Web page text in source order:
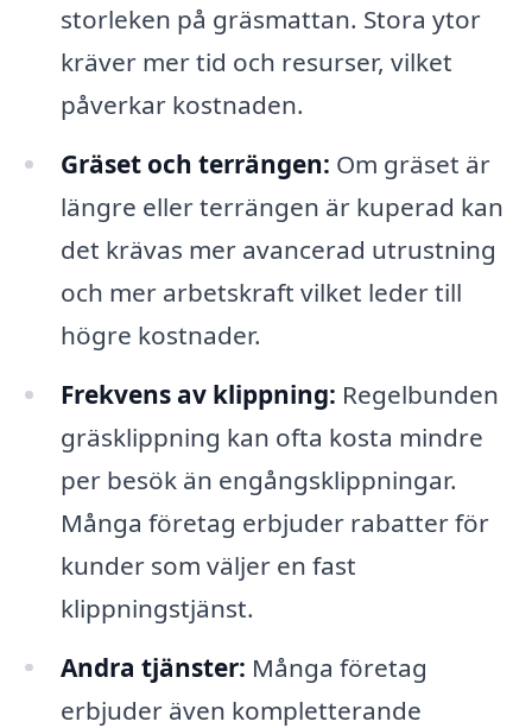
storleken på gräsmattan. Stora ytor
kräver mer tid och resurser, vilket
påverkar kostnaden.
Gräset och terrängen: Om gräset är
längre eller terrängen är kuperad kan
det krävas mer avancerad utrustning
och mer arbetskraft vilket leder till
högre kostnader.
Frekvens av klippning: Regelbunden
gräsklippning kan ofta kosta mindre
per besök än engångsklippningar.
Många företag erbjuder rabatter för
kunder som väljer en fast
klippningstjänst.
Andra tjänster: Många företag
erbjuder även kompletterande